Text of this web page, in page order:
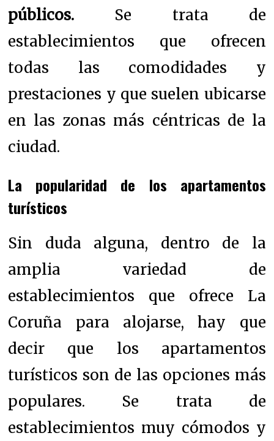
públicos. Se trata de
establecimientos que ofrecen
todas las comodidades y
prestaciones y que suelen ubicarse
en las zonas más céntricas de la
ciudad.
La popularidad de los apartamentos
turísticos
Sin duda alguna, dentro de la
amplia variedad de
establecimientos que ofrece La
Coruña para alojarse, hay que
decir que los apartamentos
turísticos son de las opciones más
populares. Se trata de
establecimientos muy cómodos y